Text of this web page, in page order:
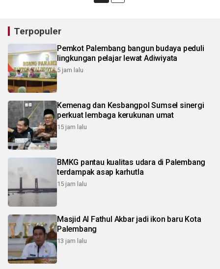
Terpopuler
Pemkot Palembang bangun budaya peduli
lingkungan pelajar lewat Adiwiyata
5 jam lalu
Kemenag dan Kesbangpol Sumsel sinergi
perkuat lembaga kerukunan umat
15 jam lalu
BMKG pantau kualitas udara di Palembang
terdampak asap karhutla
15 jam lalu
Masjid Al Fathul Akbar jadi ikon baru Kota
Palembang
13 jam lalu